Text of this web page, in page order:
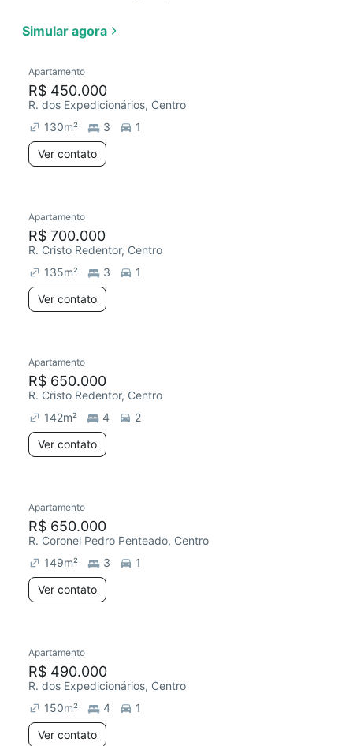
Simular agora
Apartamento
R$ 450.000
R. dos Expedicionários, Centro
130m² 3
1
Ver contato
Apartamento
R$ 700.000
R. Cristo Redentor, Centro
135m² 3
1
Ver contato
Apartamento
R$ 650.000
R. Cristo Redentor, Centro
142m² 4
2
Ver contato
Apartamento
R$ 650.000
R. Coronel Pedro Penteado, Centro
149m² 3
1
Ver contato
Apartamento
R$ 490.000
R. dos Expedicionários, Centro
150m² 4
1
Ver contato